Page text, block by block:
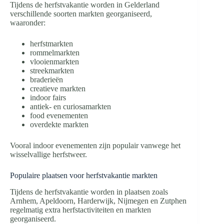
Tijdens de herfstvakantie worden in Gelderland
verschillende soorten markten georganiseerd,
waaronder:
herfstmarkten
rommelmarkten
vlooienmarkten
streekmarkten
braderieën
creatieve markten
indoor fairs
antiek- en curiosamarkten
food evenementen
overdekte markten
Vooral indoor evenementen zijn populair vanwege het
wisselvallige herfstweer.
Populaire plaatsen voor herfstvakantie markten
Tijdens de herfstvakantie worden in plaatsen zoals
Arnhem, Apeldoorn, Harderwijk, Nijmegen en Zutphen
regelmatig extra herfstactiviteiten en markten
georganiseerd.